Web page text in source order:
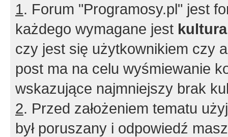
1. Forum "Programosy.pl" jest
każdego wymagane jest
czy jest się użytkownikiem czy
post ma na celu wyśmiewanie
wskazujące najmniejszy brak
2. Przed założeniem tematu
był poruszany i odpowiedź